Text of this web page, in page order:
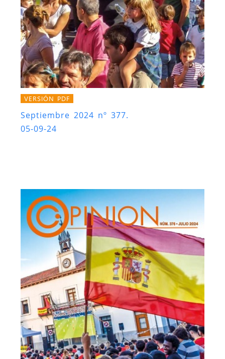
VERSIÓN PDF
Septiembre 2024 nº 377.
05-09-24